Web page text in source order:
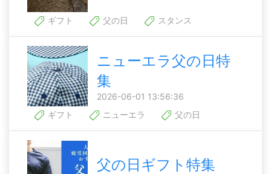
ギフト 父の日 スタンス
ニューエラ父の日特
集
2026-06-01 13:56:36
ギフト
ニューエラ 父の日
父の日ギフト特集